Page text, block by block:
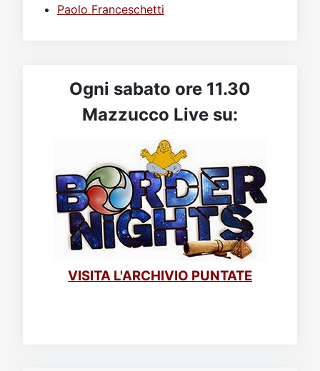
Paolo Franceschetti
Ogni sabato ore 11.30
Mazzucco Live su:
VISITA L'ARCHIVIO PUNTATE